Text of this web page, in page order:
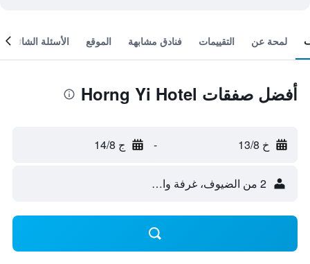
لمحة عن التقييمات فنادق مشابهة الموقع الأسئلة الشائعة
أفضل صفقات Horng Yi Hotel
خ 13/8 - ج 14/8
2 من الضيوف، غرفة واحدة